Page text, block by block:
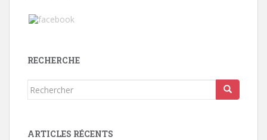
RECHERCHE
Rechercher...
ARTICLES RÉCENTS